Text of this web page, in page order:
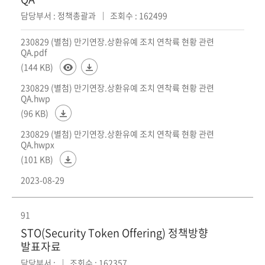
담당부서 : 정책총괄과 조회수 : 162499
230829 (별첨) 만기연장.상환유예 조치 연착륙 현황 관련
QA.pdf
(144 KB)
230829 (별첨) 만기연장.상환유예 조치 연착륙 현황 관련
QA.hwp
(96 KB)
230829 (별첨) 만기연장.상환유예 조치 연착륙 현황 관련
QA.hwpx
(101 KB)
2023-08-29
91
STO(Security Token Offering) 정책방향
발표자료
담당부서 : 조회수 : 162357